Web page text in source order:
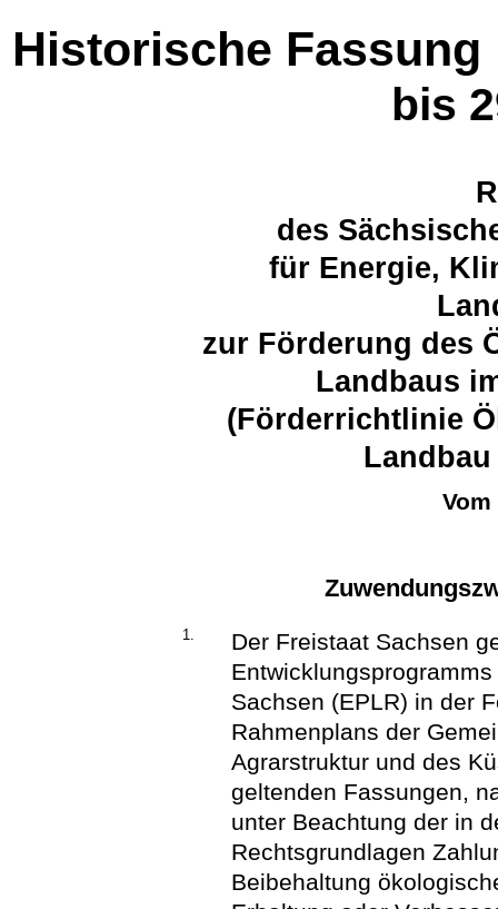
Historische Fassung
bis
des
für Energie,
zur Förderung des
Landbaus
(Förderrichtlinie
Landbau
1.
Der Freistaat Sachsen
Sachsen (EPLR) in der
Rahmenplans der
Agrarstruktur und des
geltenden Fassungen,
unter Beachtung der in
Rechtsgrundlagen
Beibehaltung